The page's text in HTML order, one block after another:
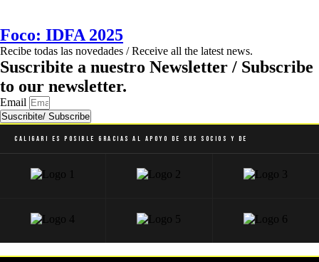
Foco: IDFA 2025
Recibe todas las novedades / Receive all the latest news.
Suscribite a nuestro Newsletter / Subscribe
to our newsletter.
Email
Suscribite/ Subscribe
Caligari es posible gracias al apoyo de sus socios y de